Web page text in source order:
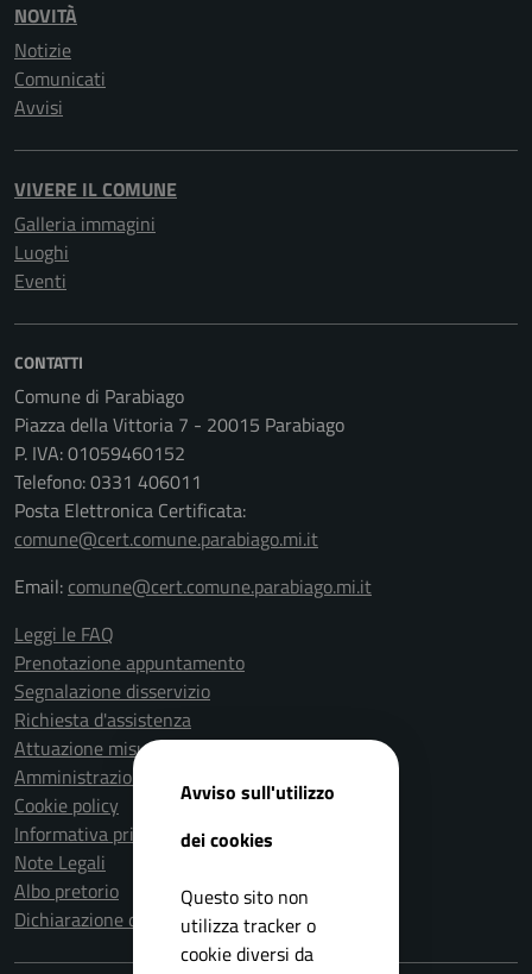
NOVITÀ
Notizie
Comunicati
Avvisi
VIVERE IL COMUNE
Galleria immagini
Luoghi
Eventi
CONTATTI
Comune di Parabiago
Piazza della Vittoria 7 - 20015 Parabiago
P. IVA: 01059460152
Telefono: 0331 406011
Posta Elettronica Certificata:
comune@cert.comune.parabiago.mi.it
Email: comune@cert.comune.parabiago.mi.it
Leggi le FAQ
Prenotazione appuntamento
Segnalazione disservizio
Richiesta d'assistenza
Attuazione misure PNRR
Amministrazione trasparente
Cookie policy
Informativa privacy
Note Legali
Albo pretorio
Dichiarazione di accessibilità
Avviso sull'utilizzo
dei cookies
Questo sito non
utilizza tracker o
cookie diversi da